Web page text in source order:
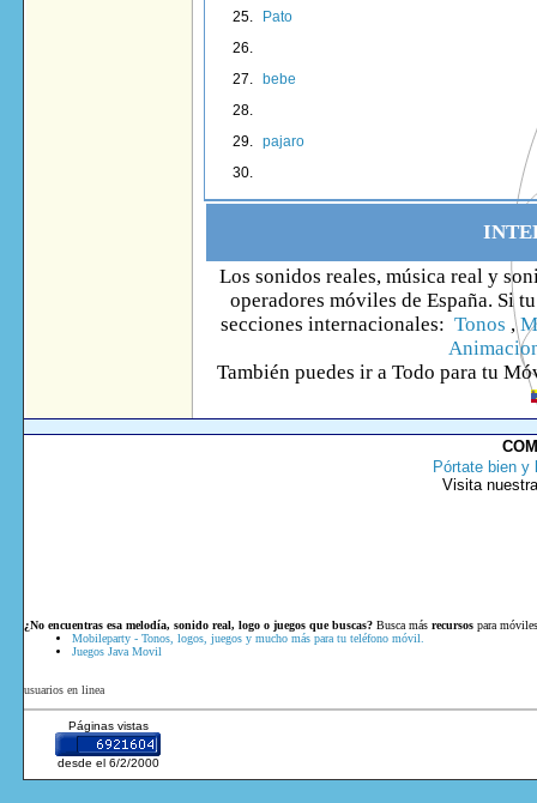
Pato
bebe
pajaro
Los sonidos reales, música real y
operadores móviles de España. Si
secciones internacionales: Tonos ,
También puedes ir a Todo para tu
Pórtate bien y
Visita
¿No encuentras esa melodía, sonido real, logo o juegos que buscas? Busca más recursos para
Mobileparty - Tonos, logos, juegos y mucho más para tu teléfono móvil.
Juegos Java Movil
usuarios en linea
Páginas vistas
desde el 6/2/2000